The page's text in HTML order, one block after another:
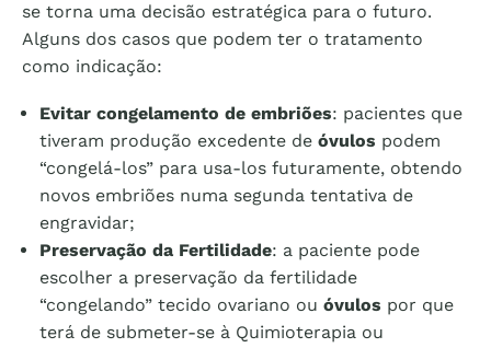
se torna uma decisão estratégica para o futuro.
Alguns dos casos que podem ter o tratamento
como indicação:
Evitar congelamento de embriões: pacientes que
tiveram produção excedente de óvulos podem
“congelá-los” para usa-los futuramente, obtendo
novos embriões numa segunda tentativa de
engravidar;
Preservação da Fertilidade: a paciente pode
escolher a preservação da fertilidade
“congelando” tecido ovariano ou óvulos por que
terá de submeter-se à Quimioterapia ou